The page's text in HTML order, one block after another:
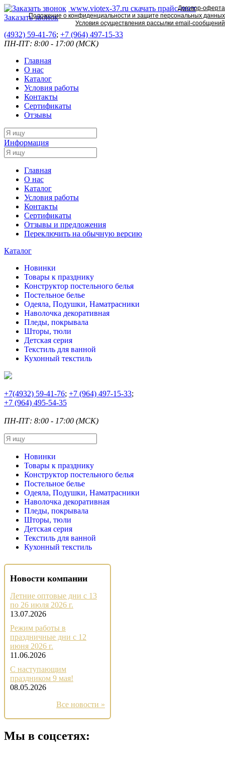
www.viotex-37.ru скачать прайс-лист
Заказать звонок
(4932) 59-41-76; +7 (964) 497-15-33
ПН-ПТ: 8:00 - 17:00 (МСК)
Главная
О нас
Каталог
Условия работы
Контакты
Сертификаты
Отзывы
Информация
Главная
О нас
Каталог
Условия работы
Контакты
Сертификаты
Отзывы и предложения
Переключить на обычную версию
Каталог
Новинки
Товары к празднику
Конструктор постельного белья
Постельное белье
Одеяла, Подушки, Наматрасники
Наволочка декоративная
Пледы, покрывала
Шторы, тюли
Детская серия
Текстиль для ванной
Кухонный текстиль
+7(4932) 59-41-76; +7 (964) 497-15-33;
+7 (964) 495-54-35
ПН-ПТ: 8:00 - 17:00 (МСК)
Новинки
Товары к празднику
Конструктор постельного белья
Постельное белье
Одеяла, Подушки, Наматрасники
Наволочка декоративная
Пледы, покрывала
Шторы, тюли
Детская серия
Текстиль для ванной
Кухонный текстиль
Новости компании
Летние оптовые дни с 13
по 26 июля 2026 г.
13.07.2026
Режим работы в
праздничные дни с 12
июня 2026 г.
11.06.2026
С наступающим
праздником 9 мая!
08.05.2026
Все новости »
Мы в соцсетях:
Договор-оферта
Положение о конфиденциальности и защите персональных данных
Условия осуществления рассылки email-сообщений